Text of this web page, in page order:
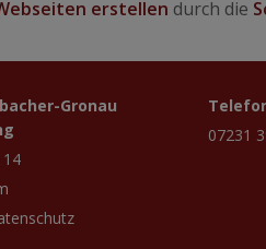
erstellen durch die
Gronau
07231